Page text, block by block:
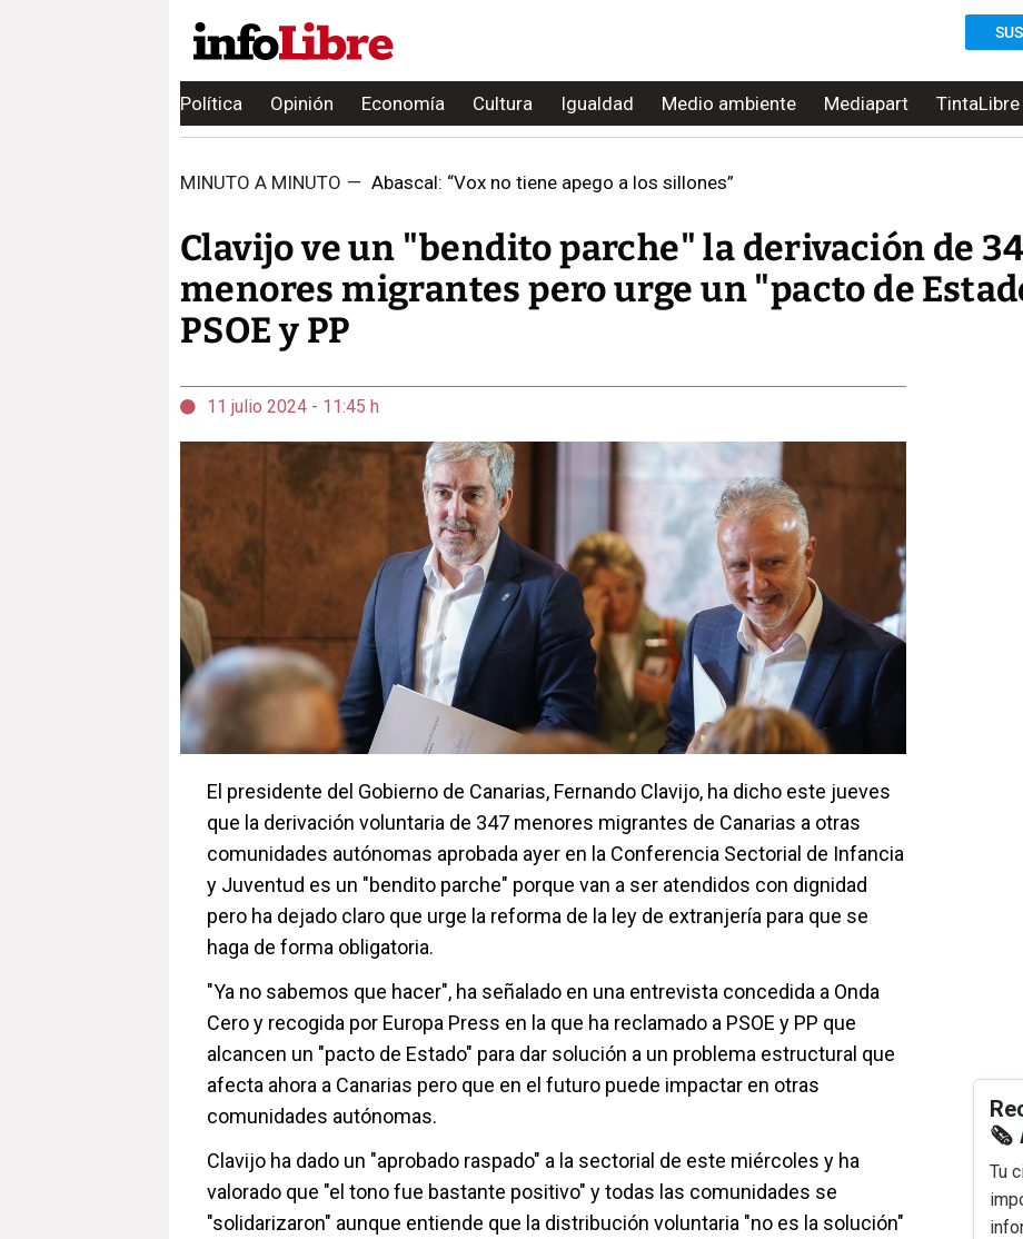
Política Opinión Economía Cultura Igualdad Medio ambiente Mediapart TintaLibre
MINUTO A MINUTO — Abascal: “Vox no tiene apego a los sillones”
Clavijo ve un "bendito parche" la derivación de
menores migrantes pero urge un "pacto de
PSOE y PP
11 julio 2024 - 11:45 h
El presidente del Gobierno de Canarias, Fernando Clavijo, ha dicho este jueves
que la derivación voluntaria de 347 menores migrantes de Canarias a otras
comunidades autónomas aprobada ayer en la Conferencia Sectorial de Infancia
y Juventud es un "bendito parche" porque van a ser atendidos con dignidad
pero ha dejado claro que urge la reforma de la ley de extranjería para que se
haga de forma obligatoria.
"Ya no sabemos que hacer", ha señalado en una entrevista concedida a Onda
Cero y recogida por Europa Press en la que ha reclamado a PSOE y PP que
alcancen un "pacto de Estado" para dar solución a un problema estructural que
afecta ahora a Canarias pero que en el futuro puede impactar en otras
comunidades autónomas.
Clavijo ha dado un "aprobado raspado" a la sectorial de este miércoles y ha
valorado que "el tono fue bastante positivo" y todas las comunidades se
"solidarizaron" aunque entiende que la distribución voluntaria "no es la solución"
🗞️
Tu